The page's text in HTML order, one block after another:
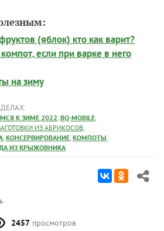
(яблок) кто как варит?
если при варке в него
на зиму
К ЗИМЕ 2022, BQ-MOBILE,
ИЗ АБРИКОСОВ,
, КОНСЕРВИРОВАНИЕ, КОМПОТЫ,
ИЗ КРЫЖОВНИКА
2457 просмотров